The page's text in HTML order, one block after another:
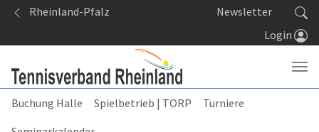
Springe zum Seiteninhalt
Rheinland-Pfalz
Newsletter
Login
Buchung Halle Spielbetrieb | TORP
Turniere